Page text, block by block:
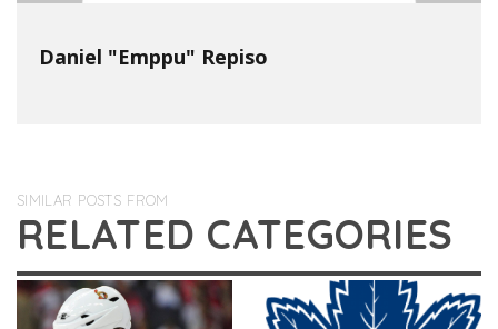
Daniel "Emppu" Repiso
SIMILAR POSTS FROM
RELATED CATEGORIES